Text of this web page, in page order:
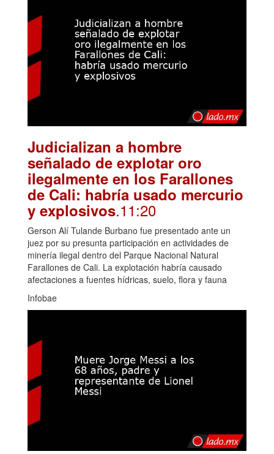
Judicializan a hombre
señalado de explotar oro
ilegalmente en los Farallones
de Cali: habría usado mercurio
y explosivos.11:20
Gerson Alí Tulande Burbano fue presentado ante un
juez por su presunta participación en actividades de
minería ilegal dentro del Parque Nacional Natural
Farallones de Cali. La explotación habría causado
afectaciones a fuentes hídricas, suelo, flora y fauna
Infobae